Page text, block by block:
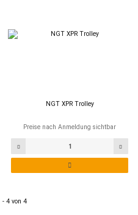
NGT XPR Trolley
Preise nach Anmeldung sichtbar
4 von 4